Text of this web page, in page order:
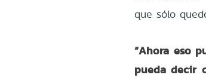
que sólo
“Ahora eso
pueda decir